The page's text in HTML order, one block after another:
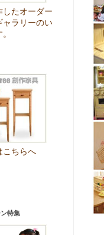
したオーダー
ャラリーのい
こちらへ
特集